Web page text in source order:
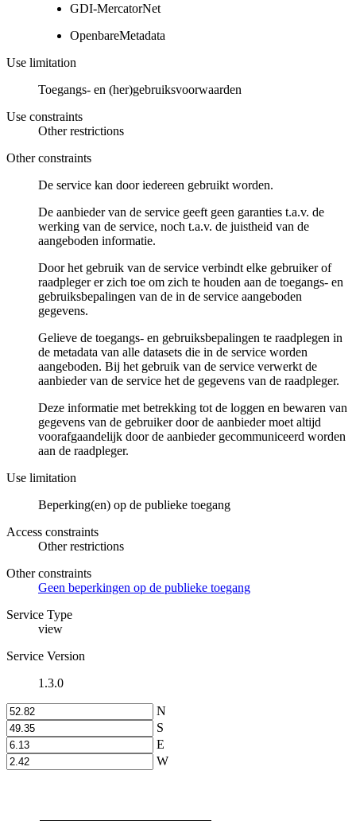
GDI-MercatorNet
OpenbareMetadata
Use limitation
Toegangs- en (her)gebruiksvoorwaarden
Use constraints
Other restrictions
Other constraints
De service kan door iedereen gebruikt worden.
De aanbieder van de service geeft geen garanties t.a.v. de
werking van de service, noch t.a.v. de juistheid van de
aangeboden informatie.
Door het gebruik van de service verbindt elke gebruiker of
raadpleger er zich toe om zich te houden aan de toegangs- en
gebruiksbepalingen van de in de service aangeboden
gegevens.
Gelieve de toegangs- en gebruiksbepalingen te raadplegen in
de metadata van alle datasets die in de service worden
aangeboden. Bij het gebruik van de service verwerkt de
aanbieder van de service het de gegevens van de raadpleger.
Deze informatie met betrekking tot de loggen en bewaren van
gegevens van de gebruiker door de aanbieder moet altijd
voorafgaandelijk door de aanbieder gecommuniceerd worden
aan de raadpleger.
Use limitation
Beperking(en) op de publieke toegang
Access constraints
Other restrictions
Other constraints
Geen beperkingen op de publieke toegang
Service Type
view
Service Version
1.3.0
N
S
E
W